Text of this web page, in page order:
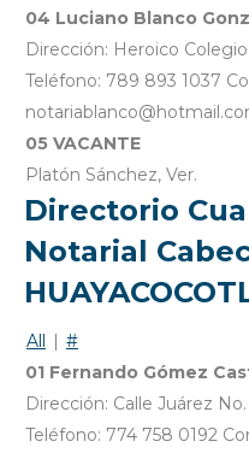
04 Luciano Blanco
Dirección: Heroico
Teléfono: 789 893 1037
05 VACANTE
Platón Sánchez, Ver.
Directorio
Notarial
All | #
01 Fernando Gómez
Dirección: Calle Juárez
Teléfono: 774 758 0192